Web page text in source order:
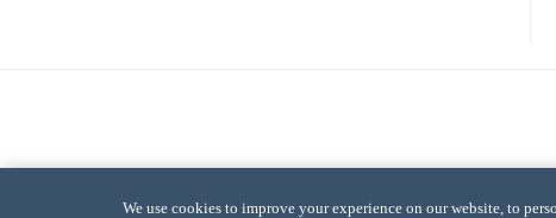
We use cookies to improve your experience on our website, to